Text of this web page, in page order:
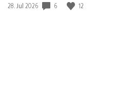
Veröffentlichungsdatum:
28. Jul 2026 6 12